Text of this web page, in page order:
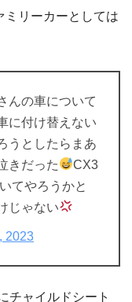
ミリーカーとしては
んの車について
に付け替えない
うとしたらまあ
きだった
CX3
てやろうかと
じゃない
2023
チャイルドシート